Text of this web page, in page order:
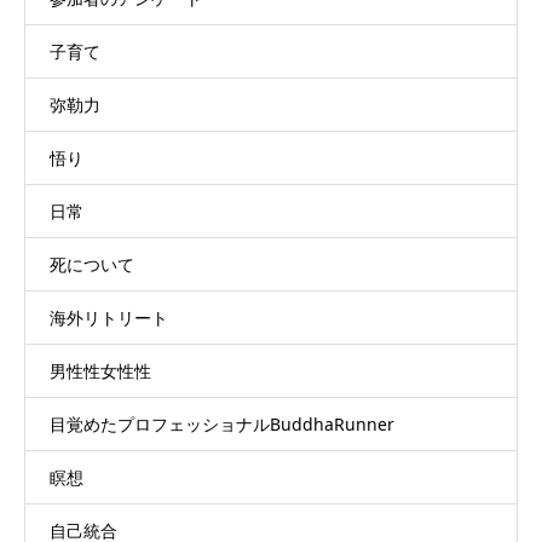
子育て
弥勒力
悟り
日常
死について
海外リトリート
男性性女性性
目覚めたプロフェッショナルBuddhaRunner
瞑想
自己統合